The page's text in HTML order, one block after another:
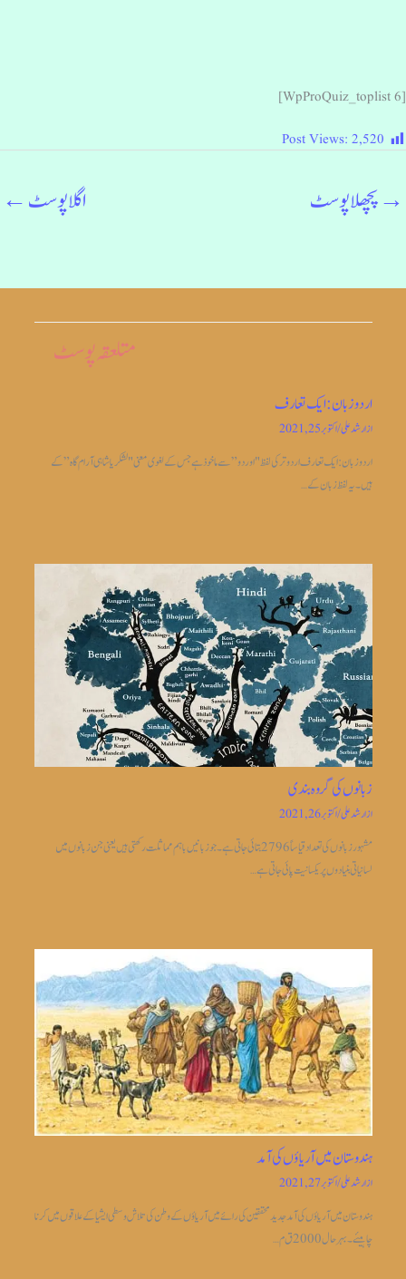
[WpProQuiz_toplist 6]
Post Views: 2,520
→پچھلا پوسٹ اگلا پوسٹ←
متلعقہ پوسٹ
اردو زبان: ایک تعارف
ازارشد علی/اکتوبر 25, 2021
اردو زبان: ایک تعارف اردو ترکی لفظ "اوردو” سے ماخوذ ہے جس کے لغوی معنی "لشکریا شاہی آرام گاہ” کے
ہیں۔ یہ لفظ زبان کے…
زبانوں کی گروہ بندی
ازارشد علی/اکتوبر 26, 2021
مشہور زبانوں کی تعداد قیاساً2796 بتائی جاتی ہے ۔جو زبانیں باہم مماثلت رکھتی ہیں یعنی جن زبانوں میں
لسانیاتی بنیادوں پر یکسانیت پائی جاتی ہے…
ہندوستان میں آریاؤں کی آمد
ازارشد علی/اکتوبر 27, 2021
ہندوستان میں آریاؤں کی آمد جدیدمحققین کی رائے میں آریاؤں کے وطن کی تلاش وسطی ایشیا کے علاقوں میں کرنا
چاہیئے۔بہر حال 2000 ق م…